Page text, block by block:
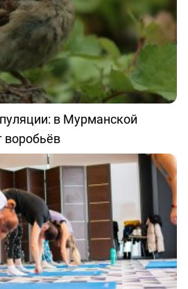
в Мурманской
воробьёв